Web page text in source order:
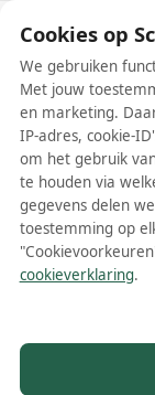
Golden
Meer lezen
Cookies op
We gebruiken
Met jouw
en marketing.
IP-adres, cookie-
om het gebruik
te houden via
gegevens delen
toestemming op
cookieverklaring.